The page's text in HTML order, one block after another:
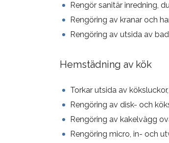
Rengör sanitär inredning,
Rengöring av kranar och
Rengöring av utsida av
Hemstädning av kök
Torkar utsida av
Rengöring av disk- och
Rengöring av kakelvägg
Rengöring micro, in- och